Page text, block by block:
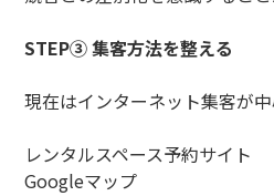
STEP③ 集客方法を整える
現在はインターネット集客が中
レンタルスペース予約サイト
Googleマップ